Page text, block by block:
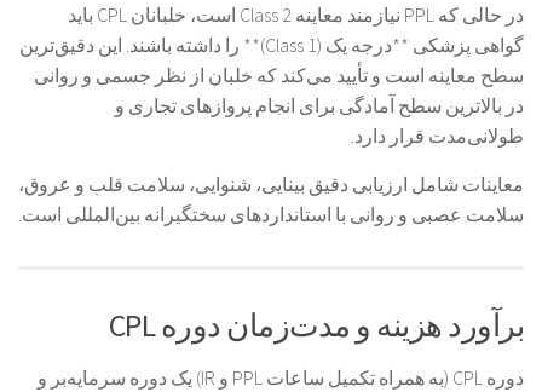
در حالی که PPL نیازمند معاینه Class 2 است، خلبانان CPL باید
گواهی پزشکی **درجه یک (Class 1)** را داشته باشند. این دقیق‌ترین
سطح معاینه است و تأیید می‌کند که خلبان از نظر جسمی و روانی
در بالاترین سطح آمادگی برای انجام پروازهای تجاری و
طولانی‌مدت قرار دارد.
معاینات شامل ارزیابی دقیق بینایی، شنوایی، سلامت قلب و عروق،
سلامت عصبی و روانی با استانداردهای سختگیرانه بین‌المللی است.
برآورد هزینه و مدت‌زمان دوره CPL
دوره CPL (به همراه تکمیل ساعات PPL و IR) یک دوره سرمایه‌بر و